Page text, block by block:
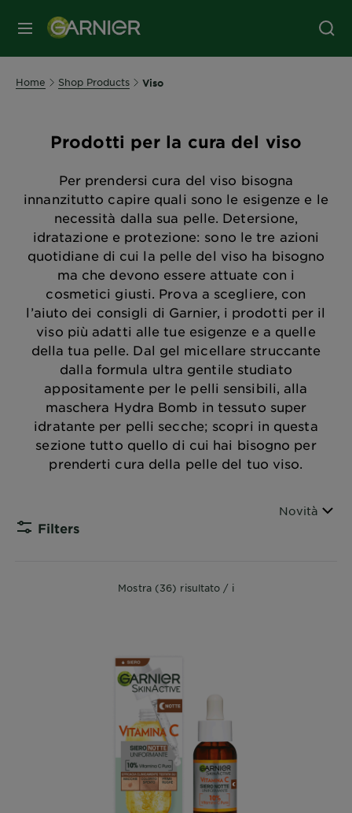
MENU
Home Shop Products Viso
Prodotti per la cura del viso
Per prendersi cura del viso bisogna
innanzitutto capire quali sono le esigenze e le
necessità dalla sua pelle. Detersione,
idratazione e protezione: sono le tre azioni
quotidiane di cui la pelle del viso ha bisogno
ma che devono essere attuate con i
cosmetici giusti. Prova a scegliere, con
l’aiuto dei consigli di Garnier, i prodotti per il
viso più adatti alle tue esigenze e a quelle
della tua pelle. Dal gel micellare struccante
dalla formula ultra gentile studiato
appositamente per le pelli sensibili, alla
maschera Hydra Bomb in tessuto super
idratante per pelli secche; scopri in questa
sezione tutto quello di cui hai bisogno per
prenderti cura della pelle del tuo viso.
Filters
Ordina per
Novità
Mostra (36) risultato / i